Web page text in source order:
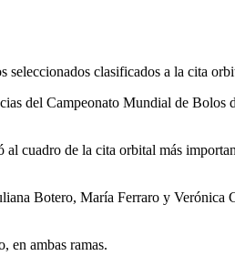
clasificados a la cita
del Campeonato Mundial de Bolos
cuadro de la cita orbital más
Botero, María Ferraro y Verónica
en ambas ramas.